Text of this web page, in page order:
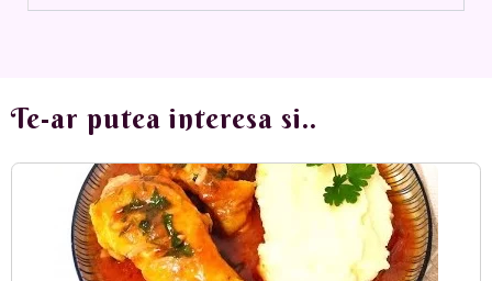
gr.
Te-ar putea interesa si..